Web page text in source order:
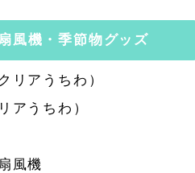
風機・季節物グッズ
リアうちわ）
アうちわ）
風機